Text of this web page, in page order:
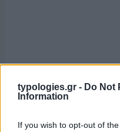
typologies.gr - Do Not
Information
If you wish to opt-out of